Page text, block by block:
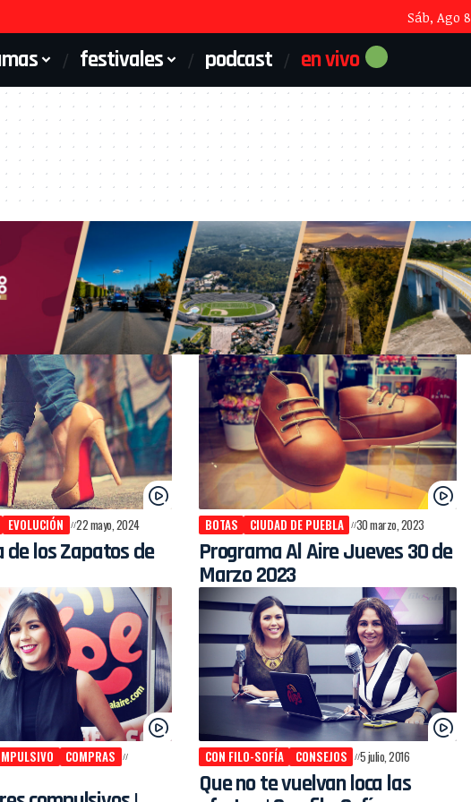
Sáb, Ago 8
festivales podcast en vivo
EVOLUCIÓN 22 mayo, 2024
de los Zapatos de
BOTAS CIUDAD DE PUEBLA 30 marzo, 2023
Programa Al Aire Jueves 30 de
Marzo 2023
COMPRAS
CON FILO-SOFÍA CONSEJOS 5 julio, 2016
Que no te vuelvan loca las